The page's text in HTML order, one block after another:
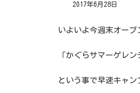
2017年6月28日
いよいよ今週末オープ
「かぐらサマーゲレン
という事で早速キャン